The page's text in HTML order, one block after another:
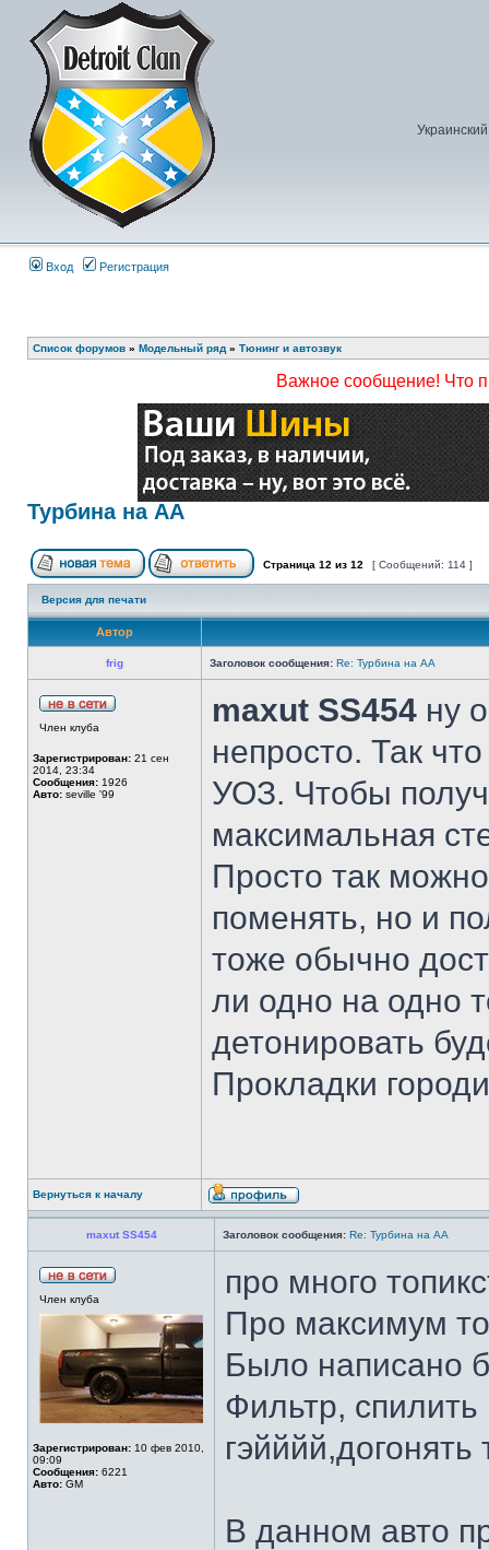
Вход Регистрация
Список форумов » Модельный ряд » Тюнинг и автозвук
Важное сообщение! Что
Турбина на АА
Страница 12 из 12 [ Сообщений: 114 ]
Версия для печати
Автор
frig Заголовок сообщения: Re: Турбина на АА
Член клуба
Зарегистрирован: 21 сен
2014, 23:34
Сообщения: 1926
Авто: seville '99
maxut SS454 ну
непросто. Так
УОЗ. Чтобы
максимальная
Просто так
поменять, но и
тоже обычно
ли одно на одно
детонировать
Прокладки
Вернуться к началу
maxut SS454 Заголовок сообщения: Re: Турбина на АА
Член клуба
Зарегистрирован: 10 фев 2010,
09:09
Сообщения: 6221
Авто: GM
про много
Про максимум
Было написано
Фильтр, спилить
В данном авто